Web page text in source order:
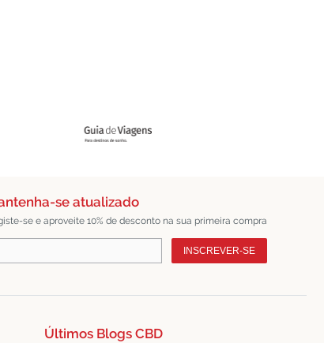
se atualizado
se e aproveite 10% de desconto na sua primeira compra
INSCREVER-SE
Últimos Blogs CBD